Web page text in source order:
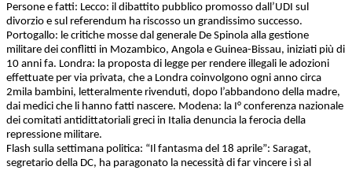
Persone e fatti: Lecco: il dibattito pubblico promosso dall’UDI sul
divorzio e sul referendum ha riscosso un grandissimo successo.
Portogallo: le critiche mosse dal generale De Spinola alla gestione
militare dei conflitti in Mozambico, Angola e Guinea-Bissau, iniziati più di
10 anni fa. Londra: la proposta di legge per rendere illegali le adozioni
effettuate per via privata, che a Londra coinvolgono ogni anno circa
2mila bambini, letteralmente rivenduti, dopo l’abbandono della madre,
dai medici che li hanno fatti nascere. Modena: la I° conferenza nazionale
dei comitati antidittatoriali greci in Italia denuncia la ferocia della
repressione militare.
Flash sulla settimana politica: “Il fantasma del 18 aprile”: Saragat,
segretario della DC, ha paragonato la necessità di far vincere i sì al